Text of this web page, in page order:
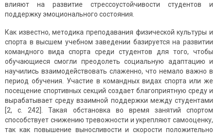
влияют на развитие стрессоустойчивости студентов и
поддержку эмоционального состояния.
Как известно, методика преподавания физической культуры и
спорта в высшем учебном заведении базируется на развитии
командного вида спорта среди студентов для того, чтобы
обучающиеся смогли преодолеть социальную адаптацию и
научились взаимодействовать слаженно, что немало важно в
период обучения. Участие в командных видах спорта или же
посещение спортивных секций создает благоприятную среду и
вырабатывает среду взаимной поддержки между студентами
[2, с. 242]. Такая обстановка во время занятий спортом
способствует снижению тревожности и укрепляют самооценку,
так как повышение выносливости и скорости положительно